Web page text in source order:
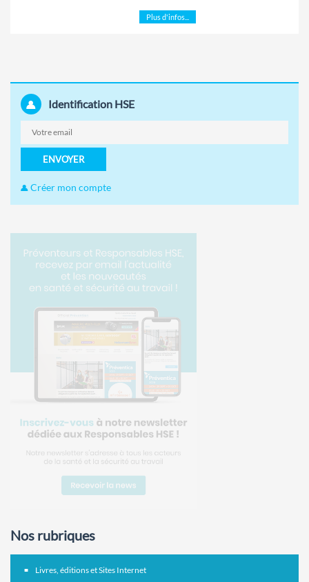
Plus d'infos...
Identification HSE
ENVOYER
Créer mon compte
Nos rubriques
Livres, éditions et Sites Internet